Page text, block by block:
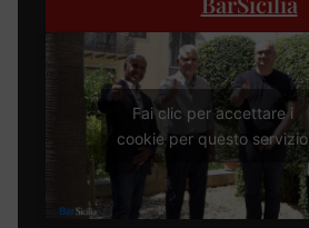
Fai clic per accettare i
cookie per questo servizio